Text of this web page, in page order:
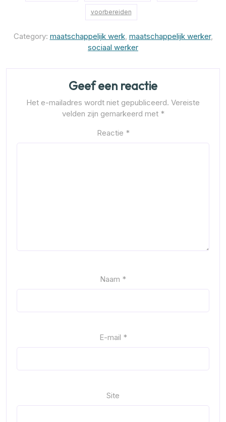
voorbereiden
Category: maatschappelijk werk, maatschappelijk werker,
sociaal werker
Geef een reactie
Het e-mailadres wordt niet gepubliceerd. Vereiste
velden zijn gemarkeerd met *
Reactie *
Naam *
E-mail *
Site